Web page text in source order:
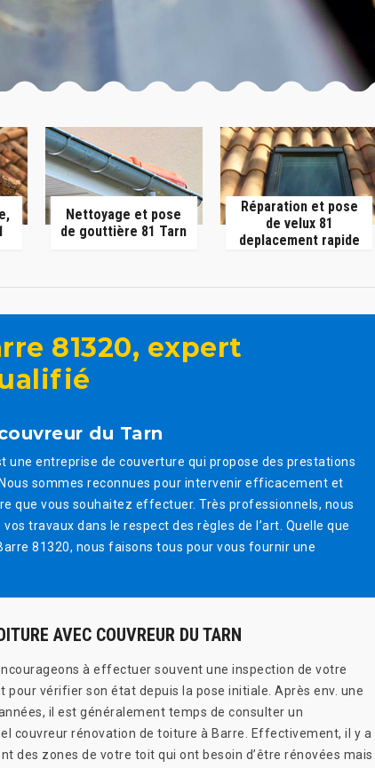
Nettoyage et pose
de gouttière 81 Tarn
Réparation et pose
de velux 81
deplacement rapide
81320, expert
du Tarn
une entreprise de couverture qui propose des prestations
sommes reconnues pour intervenir efficacement et
que vous souhaitez effectuer. Très professionnels, nous
travaux dans le respect des règles de l’art. Quelle que
81320, nous faisons tous pour vous fournir une
AVEC COUVREUR DU TARN
à effectuer souvent une inspection de votre
pour vérifier son état depuis la pose initiale. Après env. une
il est généralement temps de consulter un
couvreur rénovation de toiture à Barre. Effectivement, il y a
des zones de votre toit qui ont besoin d’être rénovées mais